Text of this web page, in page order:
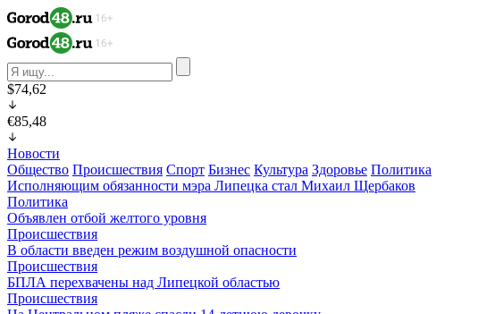
$74,62
€85,48
Новости
Общество Происшествия Спорт Бизнес Культура Здоровье Политика
Исполняющим обязанности мэра Липецка стал Михаил Щербаков
Политика
Объявлен отбой желтого уровня
Происшествия
В области введен режим воздушной опасности
Происшествия
БПЛА перехвачены над Липецкой областью
Происшествия